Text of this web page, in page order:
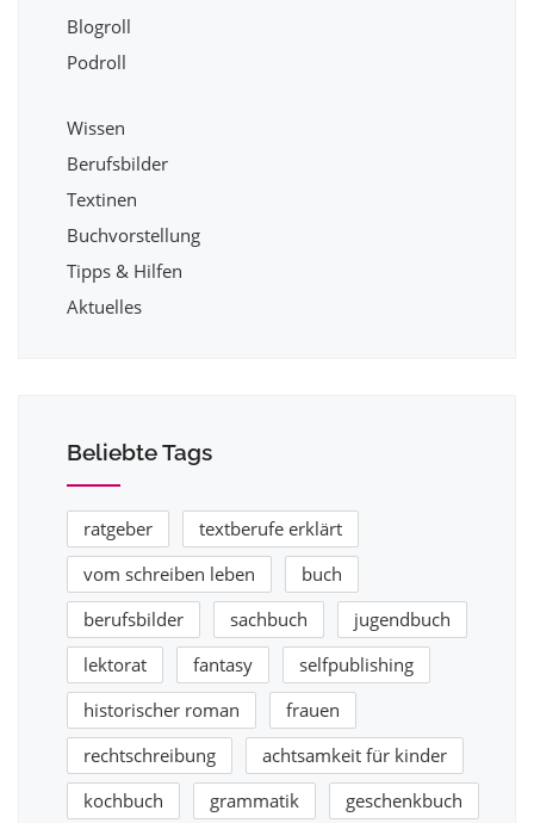
Blogroll
Podroll
Wissen
Berufsbilder
Textinen
Buchvorstellung
Tipps & Hilfen
Aktuelles
Beliebte Tags
ratgeber
textberufe erklärt
vom schreiben leben
buch
berufsbilder
sachbuch
jugendbuch
lektorat
fantasy
selfpublishing
historischer roman
frauen
rechtschreibung
achtsamkeit für kinder
kochbuch
grammatik
geschenkbuch